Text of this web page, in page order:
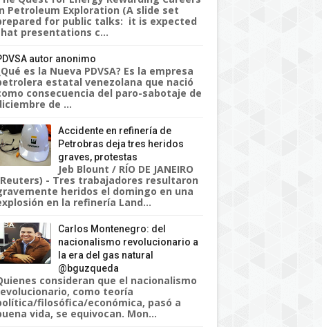
Petroleum Exploration (A slide set
for public talks: it is expected
presentations c...
autor anonimo
es la Nueva PDVSA? Es la empresa
estatal venezolana que nació
consecuencia del paro-sabotaje de
de ...
Accidente en refinería de
Petrobras deja tres heridos
graves, protestas
Jeb Blount / RÍO DE JANEIRO
- Tres trabajadores resultaron
heridos el domingo en una
en la refinería Land...
Carlos Montenegro: del
nacionalismo revolucionario a
la era del gas natural
@bguzqueda
consideran que el nacionalismo
como teoría
filosófica/económica, pasó a
vida, se equivocan. Mon...